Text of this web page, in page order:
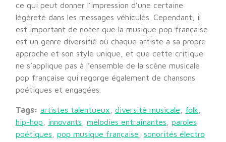
ce qui peut donner l’impression d’une certaine
légèreté dans les messages véhiculés. Cependant, il
est important de noter que la musique pop française
est un genre diversifié où chaque artiste a sa propre
approche et son style unique, et que cette critique
ne s’applique pas à l’ensemble de la scène musicale
pop française qui regorge également de chansons
poétiques et engagées.
Tags: artistes talentueux diversité musicale folk
hip-hop
innovants mélodies entraînantes
paroles
poétiques
pop musique française sonorités électro